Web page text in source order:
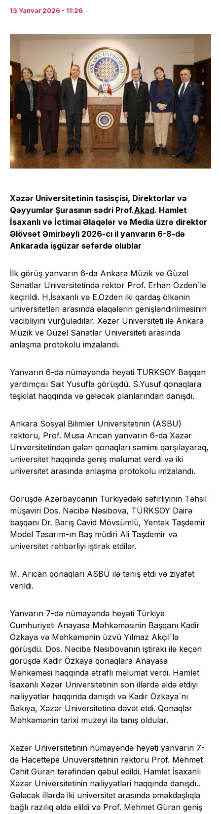
13 Yanvar 2026 - 11:26
Xəzər Universitetinin təsisçisi, Direktorlar və
Qəyyumlar Şurasının sədri Prof.Akad. Hamlet
İsaxanlı və İctimai Əlaqələr və Media üzrə direktor
Əlövsət Əmirbəyli 2026-cı il yanvarın 6-8-də
Ankarada işgüzar səfərdə olublar
İlk görüş yanvarın 6-da Ankara Müzik ve Güzel
Sanatlar Universitetində rektor Prof. Erhan Özden`le
keçirildi. H.İsaxanlı və E.Özden iki qardaş ölkənin
universitetləri arasında əlaqələrin genişləndirilməsinin
vacibliyini vurğuladılar. Xəzər Universiteti ilə Ankara
Müzik ve Güzel Sanatlar Universiteti arasında
anlaşma protokolu imzalandı.
Yanvarın 6-da nümayəndə heyəti TÜRKSOY Başqan
yardımçısı Sait Yusufla görüşdü. S.Yusuf qonaqlara
təşkilat haqqında və gələcək planlarından danışdı.
Ankara Sosyal Bilimler Universitetinin (ASBU)
rektoru, Prof. Musa Arıcan yanvarın 6-da Xəzər
Universitetindən gələn qonaqları səmimi qarşılayaraq,
universitet haqqında geniş məlumat verdi və iki
universitet arasında anlaşma protokolu imzalandı.
Görüşdə Azərbaycanın Türkiyədəki səfirliyinin Təhsil
müşaviri Dos. Nəcibə Nəsibova, TÜRKSOY Dairə
başqanı Dr. Barış Cavid Mövsümlü, Yentek Taşdemir
Model Tasarım-ın Baş müdiri Ali Taşdemir və
universitet rəhbərliyi iştirak etdilər.
M. Arıcan qonaqları ASBÜ ilə tanış etdi və ziyafət
verildi.
Yanvarın 7-də nümayəndə heyəti Türkiye
Cumhuriyeti Anayasa Məhkəməsinin Başqanı Kadir
Özkaya və Məhkəmənin üzvü Yılmaz Akçil`lə
görüşdü. Dos. Nəcibə Nəsibovanın iştirakı ilə keçən
görüşdə Kadir Özkaya qonaqlara Anayasa
Məhkəməsi haqqında ətraflı məlumat verdi. Hamlet
İsaxanlı Xəzər Universitetinin son illərdə əldə etdiyi
nailiyyətlər haqqında danışdı və Kadir Özkaya`nı
Bakıya, Xəzər Universitetinə dəvət etdi. Qonaqlar
Məhkəmənin tarixi muzeyi ilə tanış oldular.
Xəzər Universitetinin nümayəndə heyəti yanvarın 7-
də Hacettepe Unuversitetinin rektoru Prof. Mehmet
Cahit Güran tərəfindən qəbul edildi. Hamlet İsaxanlı
Xəzər Universitetinin nailiyyətləri haqqında danışdı..
Gələcək illərdə iki universitet arasında əməkdaşlıqla
bağlı razılıq əldə elildi və Prof. Mehmet Güran geniş